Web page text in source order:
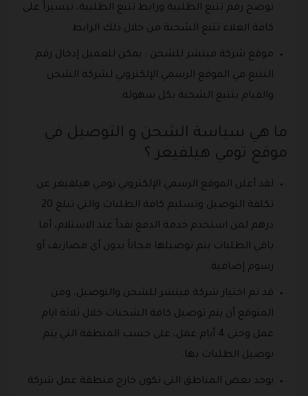
توضح رقم تتبع الطلبية ورابط تتبع الطلبية، تيسيراً على
كافة العلاء تتبع الشحنة من خلال ذلك الرابط.
موقع شركة فيتشر للشحن : يمكن للعميل إدخال رقم
التتبع في الموقع الرسمي الإلكتروني لشركة الشحن
والقيام بتتبع الشحنة بكل سهولة.
ما هي سياسة الشحن و التوصيل في
موقع تومي هيلفيغر ؟
لقد أعلن الموقع الرسمي الإلكتروني تومي هيلفيغر عن
تكلفة التوصيل وتسليم كافة الطلبات والتي تبلغ 20
درهم لمن استخدم خدمة الدفع نقداً عند الاستلام، أما
باقي الطلبات يتم توصيلها مجاناً بدون أي مصاريف أو
رسوم إضافية.
قد تم اختيار شركة فيتشر للشحن والتوصيل، ومن
المتوقع أن يتم توصيل كافة الشحنات خلال ثلاثة ايام
عمل وحتى 4 أيام عمل، على حسب المنطقة التي يتم
توصيل الطلبات بها.
يوجد بعض المناطق التي تكون خارج منطقة عمل شركة